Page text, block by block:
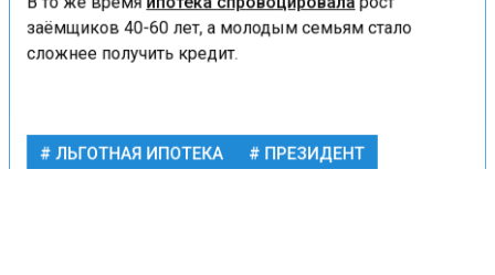
В то же время ипотека спровоцироваларост
заёмщиков 40-60 лет, а молодым семьям стало
сложнее получить кредит.
ЛЬГОТНАЯ ИПОТЕКА
ПРЕЗИДЕНТ